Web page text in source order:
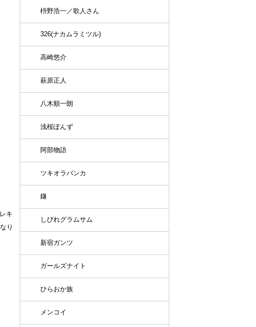
キ
り
枡野浩一／歌人さん
326(ナカムラミツル)
高崎悠介
萩原正人
八木順一朗
浅桜ぽんず
阿部物語
ツキオラバンカ
鎌
しびれグラムサム
新宿ガンツ
ガールズナイト
ひらおか族
メンコイ